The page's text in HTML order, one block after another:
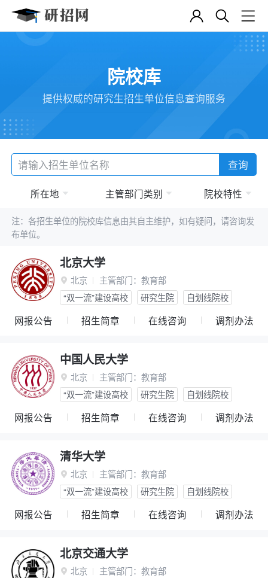
院校库
提供权威的研究生招生单位信息查询服务
查询
所在地 主管部门类别 院校特性
注：各招生单位的院校库信息由其自主维护，如有疑问，请咨询发
布单位。
北京大学
 北京 主管部门： 教育部
“双一流”建设高校
研究生院 自划线院校
网报公告 招生简章 在线咨询 调剂办法
中国人民大学
 北京 主管部门： 教育部
“双一流”建设高校
研究生院 自划线院校
网报公告 招生简章 在线咨询 调剂办法
清华大学
 北京 主管部门： 教育部
“双一流”建设高校
研究生院 自划线院校
网报公告 招生简章 在线咨询 调剂办法
北京交通大学
 北京 主管部门： 教育部